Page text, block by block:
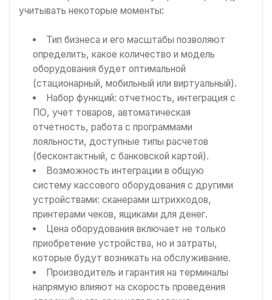
учитывать некоторые моменты:
Тип бизнеса и его масштабы позволяют
определить, какое количество и модель
оборудования будет оптимальной
(стационарный, мобильный или виртуальный).
Набор функций: отчетность, интеграция с
ПО, учет товаров, автоматическая
отчетность, работа с программами
лояльности, доступные типы расчетов
(бесконтактный, с банковской картой).
Возможность интеграции в общую
систему кассового оборудования с другими
устройствами: сканерами штрихкодов,
принтерами чеков, ящиками для денег.
Цена оборудования включает не только
приобретение устройства, но и затраты,
которые будут возникать на обслуживание.
Производитель и гарантия на терминалы
напрямую влияют на скорость проведения